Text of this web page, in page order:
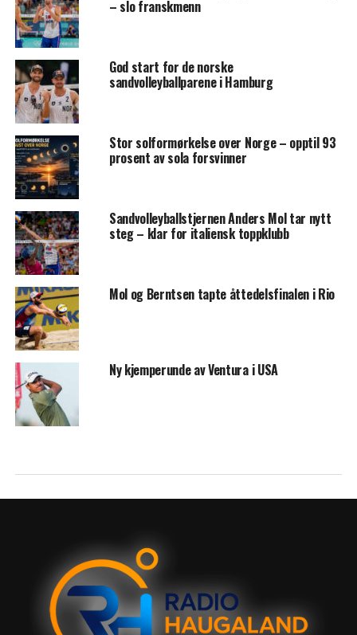
– slo franskmenn
God start for de norske
sandvolleyballparene i Hamburg
Stor solformørkelse over Norge – opptil 93
prosent av sola forsvinner
Sandvolleyballstjernen Anders Mol tar nytt
steg – klar for italiensk toppklubb
Mol og Berntsen tapte åttedelsfinalen i Rio
Ny kjemperunde av Ventura i USA